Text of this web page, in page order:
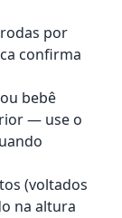
por
confirma
bebê
— use o
(voltados
na altura